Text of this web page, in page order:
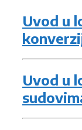
Uvod u
Uvod u